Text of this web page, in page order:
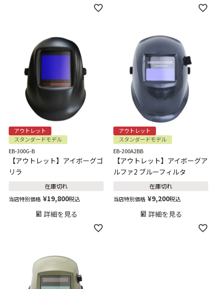
アウトレット
スタンダードモデル
EB-300G-B
【アウトレット】アイボーグゴ
リラ
在庫切れ
当店特別価格 ¥19,800税込
詳細を見る
アウトレット
スタンダードモデル
EB-200A2BB
【アウトレット】アイボーグア
ルファ2 ブルーフィルタ
在庫切れ
当店特別価格 ¥9,200税込
詳細を見る